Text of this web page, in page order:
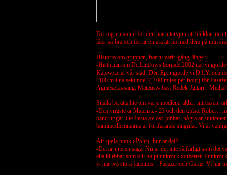
Det tog en stund för den här intervjun att bli klar
låter så bra och det är en ära att ha med dem på min site
Historia om gruppen, har ni varit igång länge?
-Historian om De Łindows började 2002 när vi
Katowice är vår stad. Den Ep:n gjorde vi D.I.Y. och
“100 mil na sekunde” ( 100 miles per hour) för
Agnieszka-sång. Mateusz- bas, Redek Jgitarr ,
Snälla berätta lite om varje medlem, ålder, intressen,
-Den yngste är Mateusz - 23 och den äldste Robert ,
band ungar. De flesta av oss jobbar, några är
bandmedlemmarna är fortfarande singular. Vi är
Att spela punk i Polen, hur är det?
-Det är inte en saga. Nu är det inte så farligt som det
alla klubbar som vill ha puunkrockkonserter.
vi har två stora fanzines : Pasazer och Garaż. Vi har